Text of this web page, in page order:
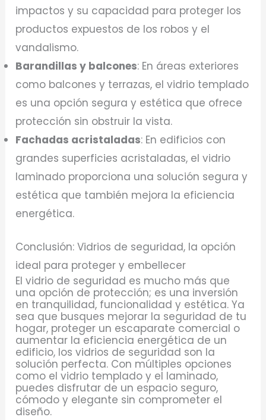
impactos y su capacidad para proteger los
productos expuestos de los robos y el
vandalismo.
Barandillas y balcones: En áreas exteriores
como balcones y terrazas, el vidrio templado
es una opción segura y estética que ofrece
protección sin obstruir la vista.
Fachadas acristaladas: En edificios con
grandes superficies acristaladas, el vidrio
laminado proporciona una solución segura y
estética que también mejora la eficiencia
energética.
Conclusión: Vidrios de seguridad, la opción
ideal para proteger y embellecer
El vidrio de seguridad es mucho más que
una opción de protección; es una inversión
en tranquilidad, funcionalidad y estética. Ya
sea que busques mejorar la seguridad de tu
hogar, proteger un escaparate comercial o
aumentar la eficiencia energética de un
edificio, los vidrios de seguridad son la
solución perfecta. Con múltiples opciones
como el vidrio templado y el laminado,
puedes disfrutar de un espacio seguro,
cómodo y elegante sin comprometer el
diseño.